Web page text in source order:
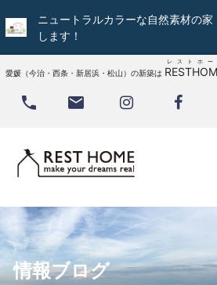
ニュートラルカラーな自然素材の
します！
愛媛（今治・西条・新居浜・松山）の新築は
レストホー
 
情報ブログ